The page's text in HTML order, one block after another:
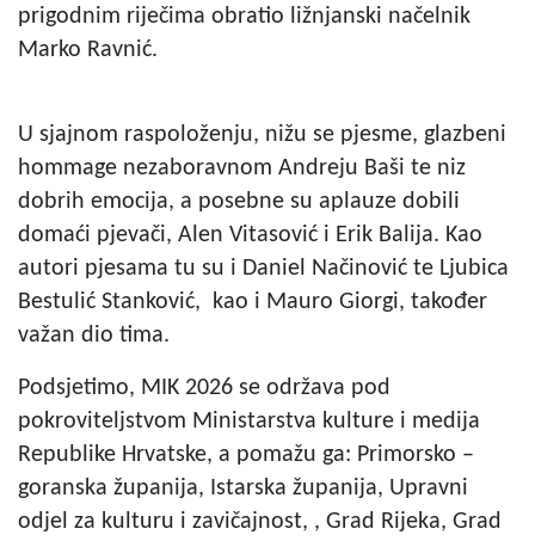
prigodnim riječima obratio ližnjanski načelnik
Marko Ravnić.
U sjajnom raspoloženju, nižu se pjesme, glazbeni
hommage nezaboravnom Andreju Baši te niz
dobrih emocija, a posebne su aplauze dobili
domaći pjevači, Alen Vitasović i Erik Balija. Kao
autori pjesama tu su i Daniel Načinović te Ljubica
Bestulić Stanković, kao i Mauro Giorgi, također
važan dio tima.
Podsjetimo, MIK 2026 se održava pod
pokroviteljstvom Ministarstva kulture i medija
Republike Hrvatske, a pomažu ga: Primorsko –
goranska županija, Istarska županija, Upravni
odjel za kulturu i zavičajnost, , Grad Rijeka, Grad